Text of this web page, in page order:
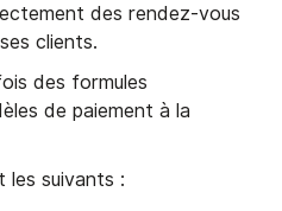
des rendez-vous
clients.
des formules
de paiement à la
les suivants :